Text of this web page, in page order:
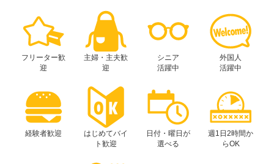
フリーター歓
迎
主婦・主夫歓
迎
シニア
活躍中
外国人
活躍中
経験者歓迎
はじめてバイ
ト歓迎
日付・曜日が
選べる
週1日2時間か
らOK